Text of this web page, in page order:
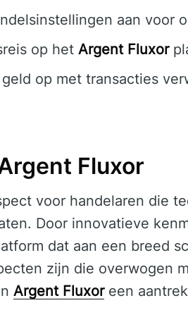
aan voor
op het Argent Fluxor
op met transacties
Fluxor
voor handelaren die
Door innovatieve
dat aan een breed
zijn die overwogen
Argent Fluxoreen